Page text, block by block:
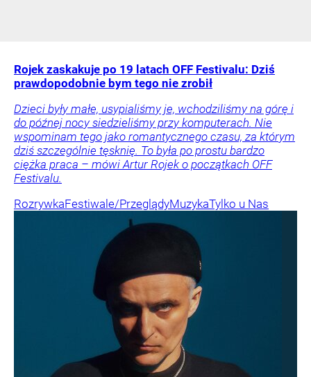
Rojek zaskakuje po 19 latach OFF Festivalu: Dziś
prawdopodobnie bym tego nie zrobił
Dzieci były małe, usypialiśmy je, wchodziliśmy na górę i
do późnej nocy siedzieliśmy przy komputerach. Nie
wspominam tego jako romantycznego czasu, za którym
dziś szczególnie tęsknię. To była po prostu bardzo
ciężka praca – mówi Artur Rojek o początkach OFF
Festivalu.
RozrywkaFestiwale/PrzeglądyMuzykaTylko u Nas